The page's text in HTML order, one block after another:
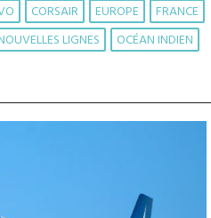
CORSAIR EUROPE
FRANCE
LIGNES
OCÉAN INDIEN